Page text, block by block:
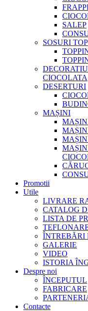
SALEP
SOSURI
CIOCOLATA
DESERTURI
MAȘINI
Promotii
Utile
LIVRARE
CATALOG
LISTA DE
ÎNTREBĂRI
GALERIE
VIDEO
ISTORIA
Despre noi
ÎNCEPUTUL
FABRICARE
Contacte